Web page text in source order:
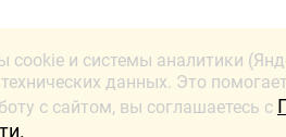
и системы аналитики
данных. Это
с сайтом, вы соглашаетесь с